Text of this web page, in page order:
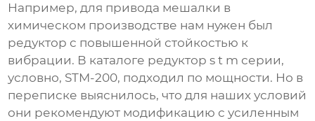
Например, для привода мешалки в
химическом производстве нам нужен был
редуктор с повышенной стойкостью к
вибрации. В каталоге редуктор s t m серии,
условно, STM-200, подходил по мощности. Но в
переписке выяснилось, что для наших условий
они рекомендуют модификацию с усиленным